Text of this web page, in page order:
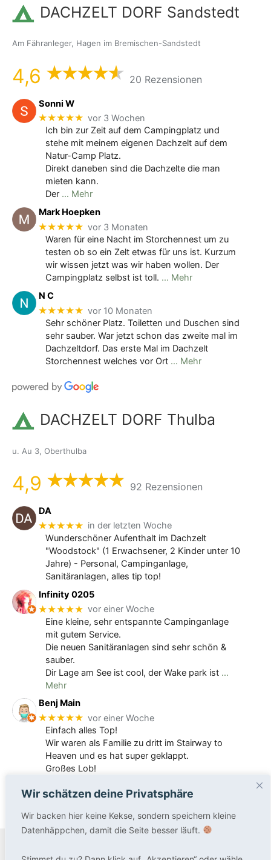
Wir schätzen deine Privatsphäre
Wir backen hier keine Kekse, sondern speichern kleine
Datenhäppchen, damit die Seite besser läuft.
DACHZELT DORF Sandstedt
Am Fähranleger, Hagen im Bremischen-Sandstedt
4,6 20 Rezensionen
Sonni W
★★★★★ vor 3 Wochen
Ich bin zur Zeit auf dem Campingplatz und
stehe mit meinem eigenen Dachzelt auf dem
Natur-Camp Platz.
Direkt daneben sind die Dachzelte die man
mieten kann.
Der … Mehr
Mark Hoepken
★★★★★ vor 3 Monaten
Waren für eine Nacht im Storchennest um zu
testen ob so ein Zelt etwas für uns ist. Kurzum
wir wissen jetzt was wir haben wollen. Der
Campingplatz selbst ist toll. … Mehr
N C
★★★★★ vor 10 Monaten
Sehr schöner Platz. Toiletten und Duschen sind
sehr sauber. War jetzt schon das zweite mal im
Dachzeltdorf. Das erste Mal im Dachzelt
Storchennest welches vor Ort … Mehr
DACHZELT DORF Thulba
u. Au 3, Oberthulba
4,9 92 Rezensionen
DA
★★★★★ in der letzten Woche
Wunderschöner Aufenthalt im Dachzelt
"Woodstock" (1 Erwachsener, 2 Kinder unter 10
Jahre) - Personal, Campinganlage,
Sanitäranlagen, alles tip top!
Infinity 0205
★★★★★ vor einer Woche
Eine kleine, sehr entspannte Campinganlage
mit gutem Service.
Die neuen Sanitäranlagen sind sehr schön &
sauber.
Dir Lage am See ist cool, der Wake park ist …
Mehr
Benj Main
★★★★★ vor einer Woche
Einfach alles Top!
Wir waren als Familie zu dritt im Stairway to
Heaven und es hat super geklappt.
Großes Lob!